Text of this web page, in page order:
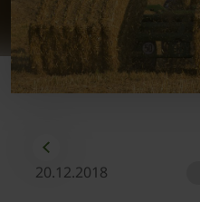
20.12.2018